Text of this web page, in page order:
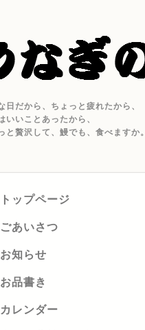
日だから、ちょっと疲れたから、
いいことあったから、
と贅沢して、鰻でも、食べますか。
トップページ
ごあいさつ
お知らせ
お品書き
カレンダー